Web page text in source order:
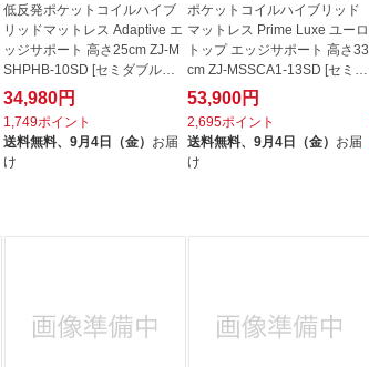
低反発ポケットコイルハイブ
リッドマットレス Adaptive エ
ッジサポート 高さ25cm ZJ-M
SHPHB-10SD [セミダブルサ
イズ] 【...
34,980円
1,749ポイント
送料無料、 9月4日（金） お届
け
ポケットコイルハイブリッド
マットレス Prime Luxe ユーロ
トップ エッジサポート 高さ33
cm ZJ-MSSCA1-13SD [セミダ
ブルサ...
53,900円
2,695ポイント
送料無料、9月4日（金） お届
け